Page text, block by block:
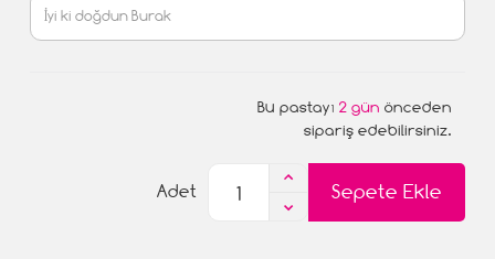
Bu pastayı 2 gün önceden
sipariş edebilirsiniz.
Sepete Ekle
Adet